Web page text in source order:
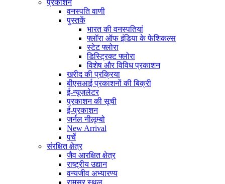
प्रकाशन
वनस्पति वाणी
पुस्तकें
भारत की वनस्पतियां
फ्लॉरा ऑफ इंडिया के फेशिकल्स
स्टेट फ्लोरा
डिस्ट्रिक्ट फ्लोरा
विशेष और विविध प्रकाशन
खरीद की प्रक्रिया
बीएसआई प्रकाशनों की बिक्री
ई-न्यूज़लेटर
प्रकाशन की सूची
ई-प्रकाशन
जर्नल नीलूम्बो
New Arrival
पर्चे
संरक्षित क्षेत्र
जैव आरक्षित क्षेत्र
राष्ट्रीय उद्यान
वन्यजीव अभ्यारण्य